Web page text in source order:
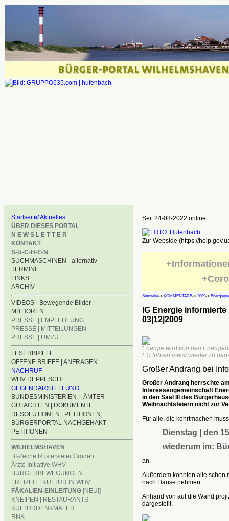
Startseite/ Aktuelles
ÜBER DIESES PORTAL
N E W S L E T T E R
KONTAKT
S-U-C-H-E-N
SUCHMASCHINEN - alternativ
TERMINE
LINKS
ARCHIV
VIDEOS - Bewegende Bilder
MITHÖREN
PRESSE | EMPFEHLUNG
PRESSE | MITTEILUNGEN
PRESSE | UMZU
LESERBRIEFE
OFFENE BRIEFE | ANFRAGEN
NACHRUF
WHV DEPPESCHE
GEGENDARSTELLUNG
BUNDESMINISTERIEN | -ÄMTER
GUTACHTEN | DOKUMENTE
RESOLUTIONEN | PETITIONEN
BÜRGERPORTAL NACHGEHAKT
PETITIONEN
WILHELMSHAVEN
BI-Zeche Rüstersieler Groden
Ärzte Initiative WHV
BÜRGERBEWEGUNGEN
FREIZEIT | KULTUR IN WHV
FÄKALIEN-EINLEITUNG [NEU!]
KNEIPEN | RESTAURANTS
KULTURDENKMÄLER
RNK
Seit 24-03-2022 online:
Zur Webside (https://
Startseite-> KOMMENTARE-> 2009->
IG Energie
03|12|2009
Energie wird von den
EU führen meist wieder zu
Großer Andrang bei
Großer Andrang herrschte
Interessengemeinschaft
in den Saal III des
Weihnachtsfeiern nicht zur
Für alle, die kehrtmachen
Dienstag | den
wiederum im:
an.
Außerdem konnten alle schon
nach Hause nehmen.
Anhand von auf die Wand
dargestellt.